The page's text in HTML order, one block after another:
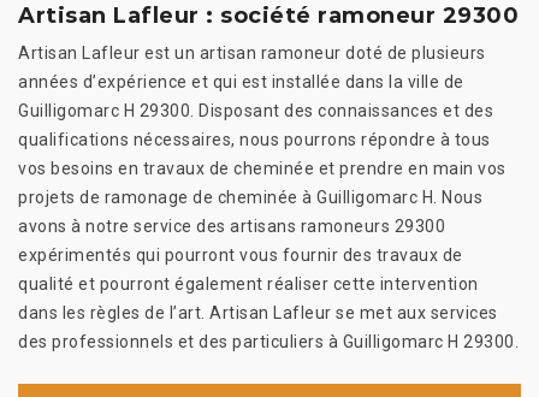
Artisan Lafleur : société ramoneur 29300
Artisan Lafleur est un artisan ramoneur doté de plusieurs
années d’expérience et qui est installée dans la ville de
Guilligomarc H 29300. Disposant des connaissances et des
qualifications nécessaires, nous pourrons répondre à tous
vos besoins en travaux de cheminée et prendre en main vos
projets de ramonage de cheminée à Guilligomarc H. Nous
avons à notre service des artisans ramoneurs 29300
expérimentés qui pourront vous fournir des travaux de
qualité et pourront également réaliser cette intervention
dans les règles de l’art. Artisan Lafleur se met aux services
des professionnels et des particuliers à Guilligomarc H 29300.